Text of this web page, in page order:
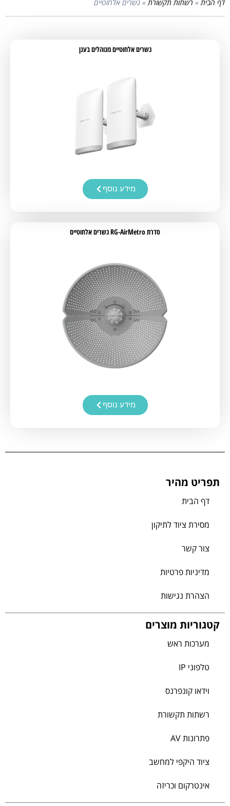
דף הבית» רשתות תקשורת» גשרים אלחוטיים
גשרים אלחוטיים מנוהלים בענן
מידע נוסף
סדרת RG-AirMetro גשרים אלחוטיים
מידע נוסף
תפריט מהיר
דף הבית
מסירת ציוד לתיקון
צור קשר
מדיניות פרטיות
הצהרת נגישות
קטגוריות מוצרים
מערכות ראש
טלפוני IP
וידאו קונפרנס
רשתות תקשורת
פתרונות AV
ציוד היקפי למחשב
אינטרקום וכריזה